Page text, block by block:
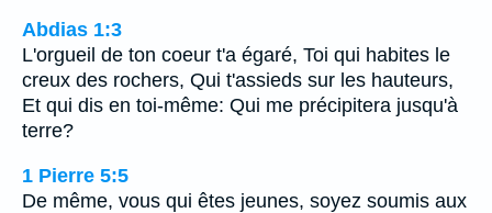
Abdias 1:3
L'orgueil de ton coeur t'a égaré, Toi qui habites le
creux des rochers, Qui t'assieds sur les hauteurs,
Et qui dis en toi-même: Qui me précipitera jusqu'à
terre?
1 Pierre 5:5
De même, vous qui êtes jeunes, soyez soumis aux